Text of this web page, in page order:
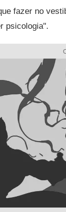
fazer no
psicologia".